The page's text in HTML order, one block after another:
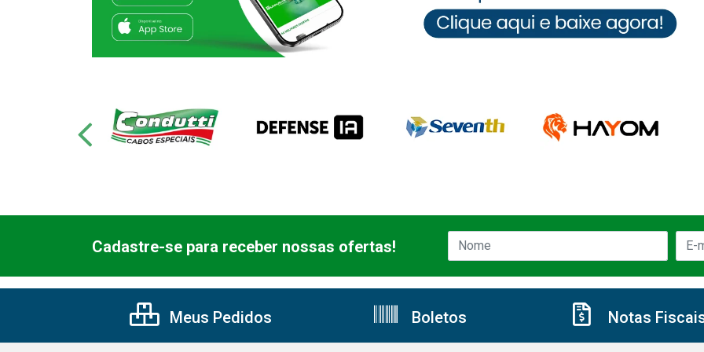
Cadastre-se para receber nossas ofertas!
Meus Pedidos Boletos Notas